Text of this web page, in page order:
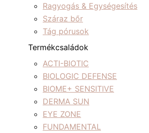
Ragyogás & Egységesítés
Száraz bőr
Tág pórusok
Termékcsaládok
ACTI-BIOTIC
BIOLOGIC DEFENSE
BIOME+ SENSITIVE
DERMA SUN
EYE ZONE
FUNDAMENTAL